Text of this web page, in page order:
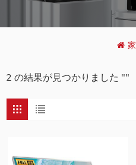
家
2 の結果が見つかりました ""